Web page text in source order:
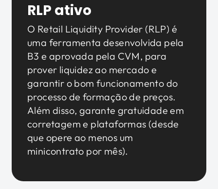
RLP ativo
O Retail Liquidity Provider (RLP) é
uma ferramenta desenvolvida pela
B3 e aprovada pela CVM, para
prover liquidez ao mercado e
garantir o bom funcionamento do
processo de formação de preços.
Além disso, garante gratuidade em
corretagem e plataformas (desde
que opere ao menos um
minicontrato por mês).